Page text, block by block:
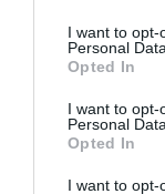
I want to opt-
Personal Data.
Opted In
I want to opt-
Personal
Opted In
I want to opt-
(ortodossi),
Samosa, il